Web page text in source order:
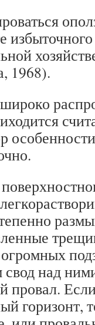
1968).
над
провал.
горизонт,